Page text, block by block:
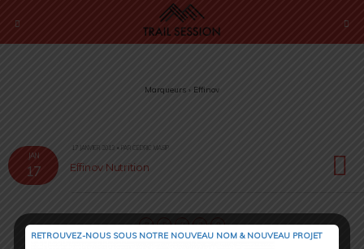
Marqueurs › Effinov
JAN
17
17 JANVIER 2013 • PAR CÉDRIC MASIP
Effinov Nutrition
RETROUVEZ-NOUS SOUS NOTRE NOUVEAU NOM & NOUVEAU PROJET